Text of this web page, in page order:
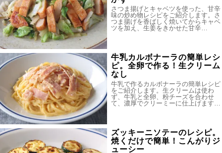
さつま揚げとキャベツを使った、甘辛
味の炒め物レシピをご紹介します。さ
つま揚げを香ばしく焼いてからキャベ
ツを加え、生姜をきかせた甘辛…
牛乳カルボナーラの簡単レシ
ピ。全卵で作る！生クリーム
なし
牛乳で作るカルボナーラの簡単レシピ
をご紹介します。生クリームは使わ
ず、牛乳と全卵、粉チーズを合わせ
て、濃厚でクリーミーに仕上げます…
ズッキーニソテーのレシピ。
焼くだけで簡単！こんがりジ
ューシー